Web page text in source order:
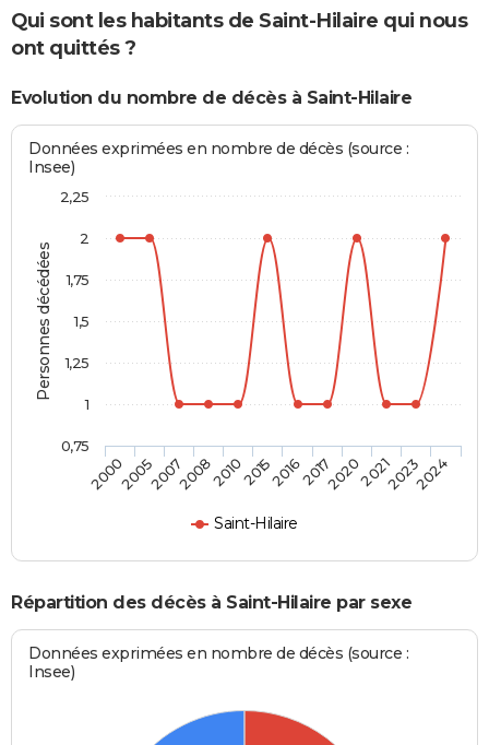
Qui sont les habitants de Saint-Hilaire qui nous
ont quittés ?
Evolution du nombre de décès à Saint-Hilaire
Personnes décédées
Données exprimées en nombre de décès (source :
Insee)
Saint-Hilaire
200020052007200820102015201620172020202120232024
0,75
1
1,25
1,5
1,75
2
2,25
Répartition des décès à Saint-Hilaire par sexe
Données exprimées en nombre de décès (source :
Insee)